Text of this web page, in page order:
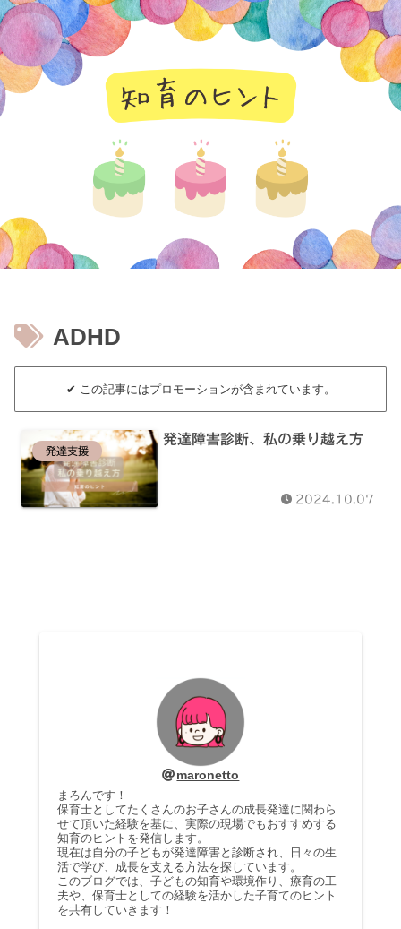
ADHD
✔︎ この記事にはプロモーションが含まれています。
発達支援
発達障害診断、私の乗り越え方
2024.10.07
maronetto
まろんです！
保育士としてたくさんのお子さんの成長発達に関わら
せて頂いた経験を基に、実際の現場でもおすすめする
知育のヒントを発信します。
現在は自分の子どもが発達障害と診断され、日々の生
活で学び、成長を支える方法を探しています。
このブログでは、子どもの知育や環境作り、療育の工
夫や、保育士としての経験を活かした子育てのヒント
を共有していきます！